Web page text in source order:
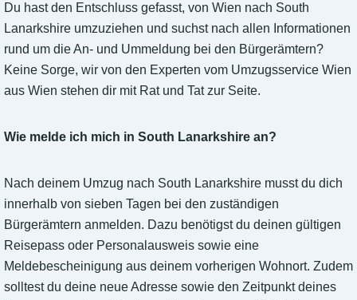
Du hast den Entschluss gefasst, von Wien nach South
Lanarkshire umzuziehen und suchst nach allen Informationen
rund um die An- und Ummeldung bei den Bürgerämtern?
Keine Sorge, wir von den Experten vom Umzugsservice Wien
aus Wien stehen dir mit Rat und Tat zur Seite.
Wie melde ich mich in South Lanarkshire an?
Nach deinem Umzug nach South Lanarkshire musst du dich
innerhalb von sieben Tagen bei den zuständigen
Bürgerämtern anmelden. Dazu benötigst du deinen gültigen
Reisepass oder Personalausweis sowie eine
Meldebescheinigung aus deinem vorherigen Wohnort. Zudem
solltest du deine neue Adresse sowie den Zeitpunkt deines